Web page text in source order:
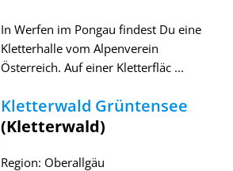
In Werfen im Pongau findest Du eine
Kletterhalle vom Alpenverein
Österreich. Auf einer Kletterfläc ...
Kletterwald Grüntensee
(Kletterwald)
Region: Oberallgäu